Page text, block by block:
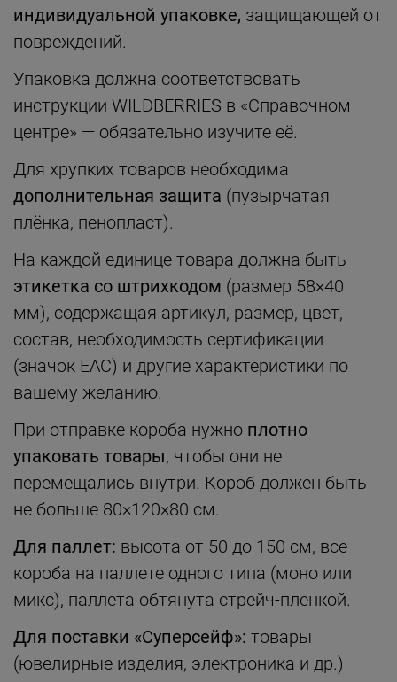
индивидуальной упаковке, защищающей от
повреждений.
Упаковка должна соответствовать
инструкции WILDBERRIES в «Справочном
центре» — обязательно изучите её.
Для хрупких товаров необходима
дополнительная защита (пузырчатая
плёнка, пенопласт).
На каждой единице товара должна быть
этикетка со штрихкодом (размер 58×40
мм), содержащая артикул, размер, цвет,
состав, необходимость сертификации
(значок EAC) и другие характеристики по
вашему желанию.
При отправке короба нужно плотно
упаковать товары, чтобы они не
перемещались внутри. Короб должен быть
не больше 80×120×80 см.
Для паллет: высота от 50 до 150 см, все
короба на паллете одного типа (моно или
микс), паллета обтянута стрейч-пленкой.
Для поставки «Суперсейф»: товары
(ювелирные изделия, электроника и др.)